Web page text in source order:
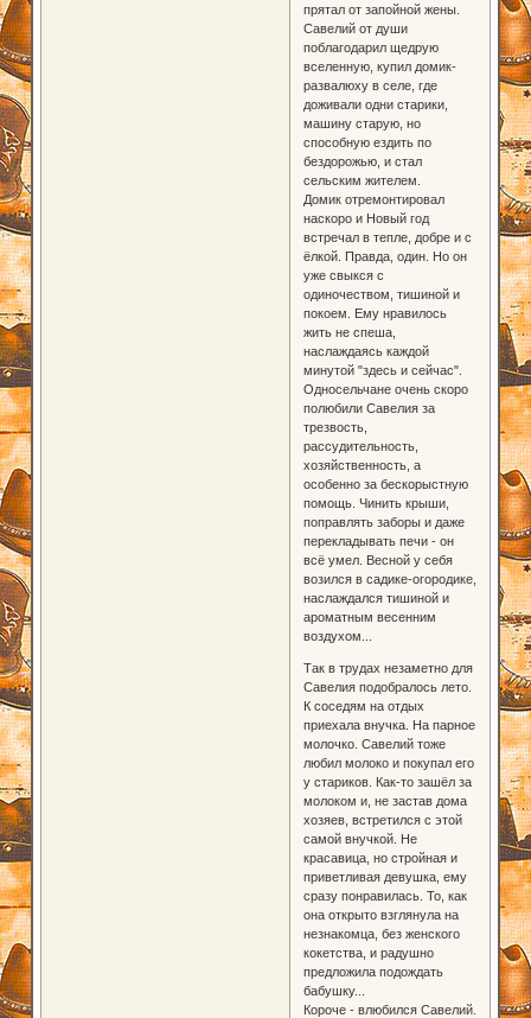
прятал от запойной жены.
Савелий от души
поблагодарил щедрую
вселенную, купил домик-
развалюху в селе, где
доживали одни старики,
машину старую, но
способную ездить по
бездорожью, и стал
сельским жителем.
Домик отремонтировал
наскоро и Новый год
встречал в тепле, добре и с
ёлкой. Правда, один. Но он
уже свыкся с
одиночеством, тишиной и
покоем. Ему нравилось
жить не спеша,
наслаждаясь каждой
минутой "здесь и сейчас".
Односельчане очень скоро
полюбили Савелия за
трезвость,
рассудительность,
хозяйственность, а
особенно за бескорыстную
помощь. Чинить крыши,
поправлять заборы и даже
перекладывать печи - он
всё умел. Весной у себя
возился в садике-огородике,
наслаждался тишиной и
ароматным весенним
воздухом...
Так в трудах незаметно для
Савелия подобралось лето.
К соседям на отдых
приехала внучка. На парное
молочко. Савелий тоже
любил молоко и покупал его
у стариков. Как-то зашёл за
молоком и, не застав дома
хозяев, встретился с этой
самой внучкой. Не
красавица, но стройная и
приветливая девушка, ему
сразу понравилась. То, как
она открыто взглянула на
незнакомца, без женского
кокетства, и радушно
предложила подождать
бабушку...
Короче - влюбился Савелий.